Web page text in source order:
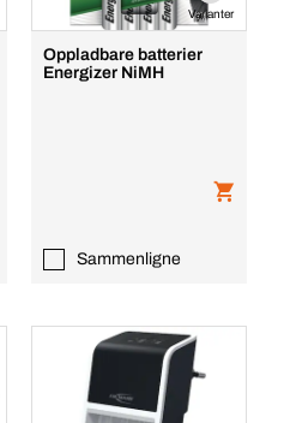
Varianter
Oppladbare batterier
Energizer NiMH
Sammenligne